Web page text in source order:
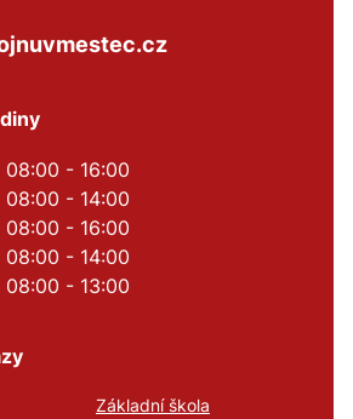
08:00 - 16:00
08:00 - 14:00
08:00 - 16:00
08:00 - 14:00
08:00 - 13:00
Základní škola